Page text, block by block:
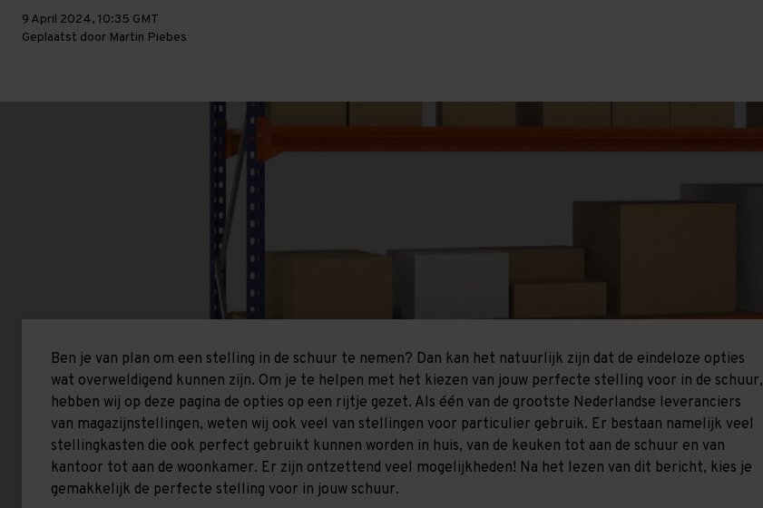
9 April 2024, 10:35 GMT
Geplaatst door Martin Piebes
Ben je van plan om een stelling in de schuur te nemen? Dan kan het natuurlijk zijn dat de eindeloze opties
wat overweldigend kunnen zijn. Om je te helpen met het kiezen van jouw perfecte stelling voor in de schuur,
hebben wij op deze pagina de opties op een rijtje gezet. Als één van de grootste Nederlandse leveranciers
van magazijnstellingen, weten wij ook veel van stellingen voor particulier gebruik. Er bestaan namelijk veel
stellingkasten die ook perfect gebruikt kunnen worden in huis, van de keuken tot aan de schuur en van
kantoor tot aan de woonkamer. Er zijn ontzettend veel mogelijkheden! Na het lezen van dit bericht, kies je
gemakkelijk de perfecte stelling voor in jouw schuur.